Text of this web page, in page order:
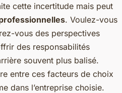
cette incertitude mais peut
. Voulez-vous
vous des perspectives
des responsabilités
souvent plus balisé.
entre ces facteurs de choix
dans l’entreprise choisie.